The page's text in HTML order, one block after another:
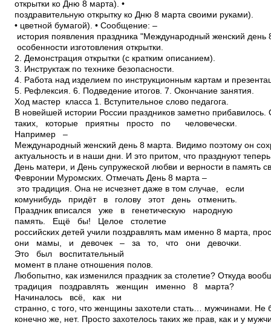
открытки ко Дню 8 марта). •
поздравительную открытку ко Дню 8 марта своими руками).
• цветной бумагой). • Сообщение: –
история появления праздника "Международный женский день
­ особенности изготовления открытки.
2. Демонстрация открытки (с кратким описанием).
3. Инструктаж по технике безопасности.
4. Работа над изделием по инструкционным картам и
5. Рефлексия. 6. Подведение итогов. 7. Окончание занятия.
Ход мастер ­ класса 1. Вступительное слово педагога.
В новейшей истории России праздников заметно прибавилось.
таких, которые приятны просто по ­ человечески.
Например –
Международный женский день 8 марта. Видимо поэтому он
актуальность и в наши дни. И это притом, что празднуют
День матери, и День супружеской любви и верности в память
Февронии Муромских. Отмечать День 8 марта –
это традиция. Она не исчезнет даже в том случае, если
кому­нибудь придёт в голову этот день отменить.
Праздник вписался уже в генетическую народную
память. Ещё бы! Целое столетие
российских детей учили поздравлять мам именно 8 марта,
они мамы, и девочек – за то, что они девочки.
Это был воспитательный
момент в плане отношения полов.
Любопытно, как изменился праздник за столетие? Откуда
традиция поздравлять женщин именно 8 марта?
Начиналось всё, как ни
странно, с того, что женщины захотели стать… мужчинами. Не
конечно же, нет. Просто захотелось таких же прав, как и у